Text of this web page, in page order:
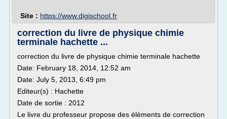
Site : https://www.digischool.fr
correction du livre de physique chimie
terminale hachette ...
correction du livre de physique chimie terminale hachette
Date: February 18, 2014, 12:52 am
Date: July 5, 2013, 6:49 pm
Editeur(s) : Hachette
Date de sortie : 2012
Le livre du professeur propose des éléments de correction